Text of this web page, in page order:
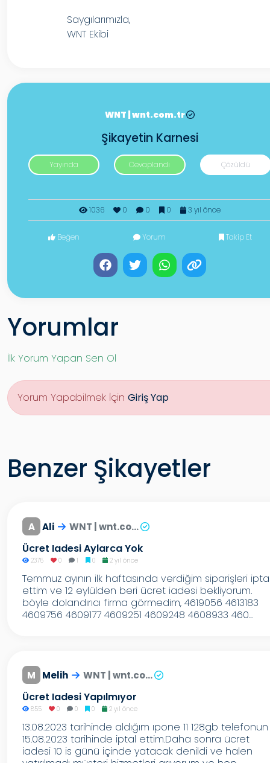
Saygılarımızla,
WNT Ekibi
WNT | wnt.com.tr
Şikayetin Karnesi
Yayında Cevaplandı Çözüldü
1036 0 0 0 3 yıl önce
Beğen Yorum Takip Et
Yorumlar
İlk Yorum Yapan Sen Ol
Yorum Yapabilmek İçin Giriş Yap
Benzer Şikayetler
A Ali WNT | wnt.co...
Ücret Iadesi Aylarca Yok
2375 0 1 0 2 yıl önce
Temmuz ayının ilk haftasında verdiğim siparişleri
ettim ve 12 eylülden beri ücret iadesi bekliyorum.
böyle dolandırıcı firma görmedim, 4619056 4613183
4609756 4609177 4609251 4609248 4608933 460...
M Melih WNT | wnt.co...
Ücret Iadesi Yapılmıyor
855 0 0 0 2 yıl önce
13.08.2023 tarihinde aldığım ıpone 11 128gb telefonun
15.08.2023 tarihinde iptal ettim.Daha sonra ücret
iadesi 10 is günü içinde yatacak denildi ve halen